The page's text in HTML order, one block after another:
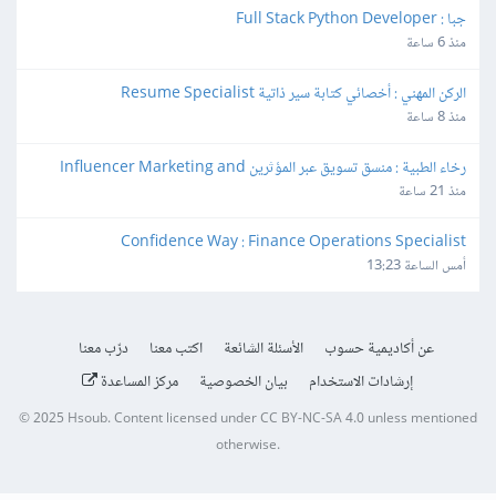
جبا : Full Stack Python Developer
منذ 6 ساعة
الركن المهني : أخصائي كتابة سير ذاتية Resume Specialist
منذ 8 ساعة
Production Coordinator
منذ 21 ساعة
Confidence Way : Finance Operations Specialist
أمس الساعة 13:23
عن أكاديمية حسوب الأسئلة الشائعة اكتب معنا
درّب معنا
إرشادات الاستخدام
بيان الخصوصية مركز المساعدة
© 2025 Hsoub.Content licensed underCC BY-NC-SA 4.0unless mentioned
otherwise.